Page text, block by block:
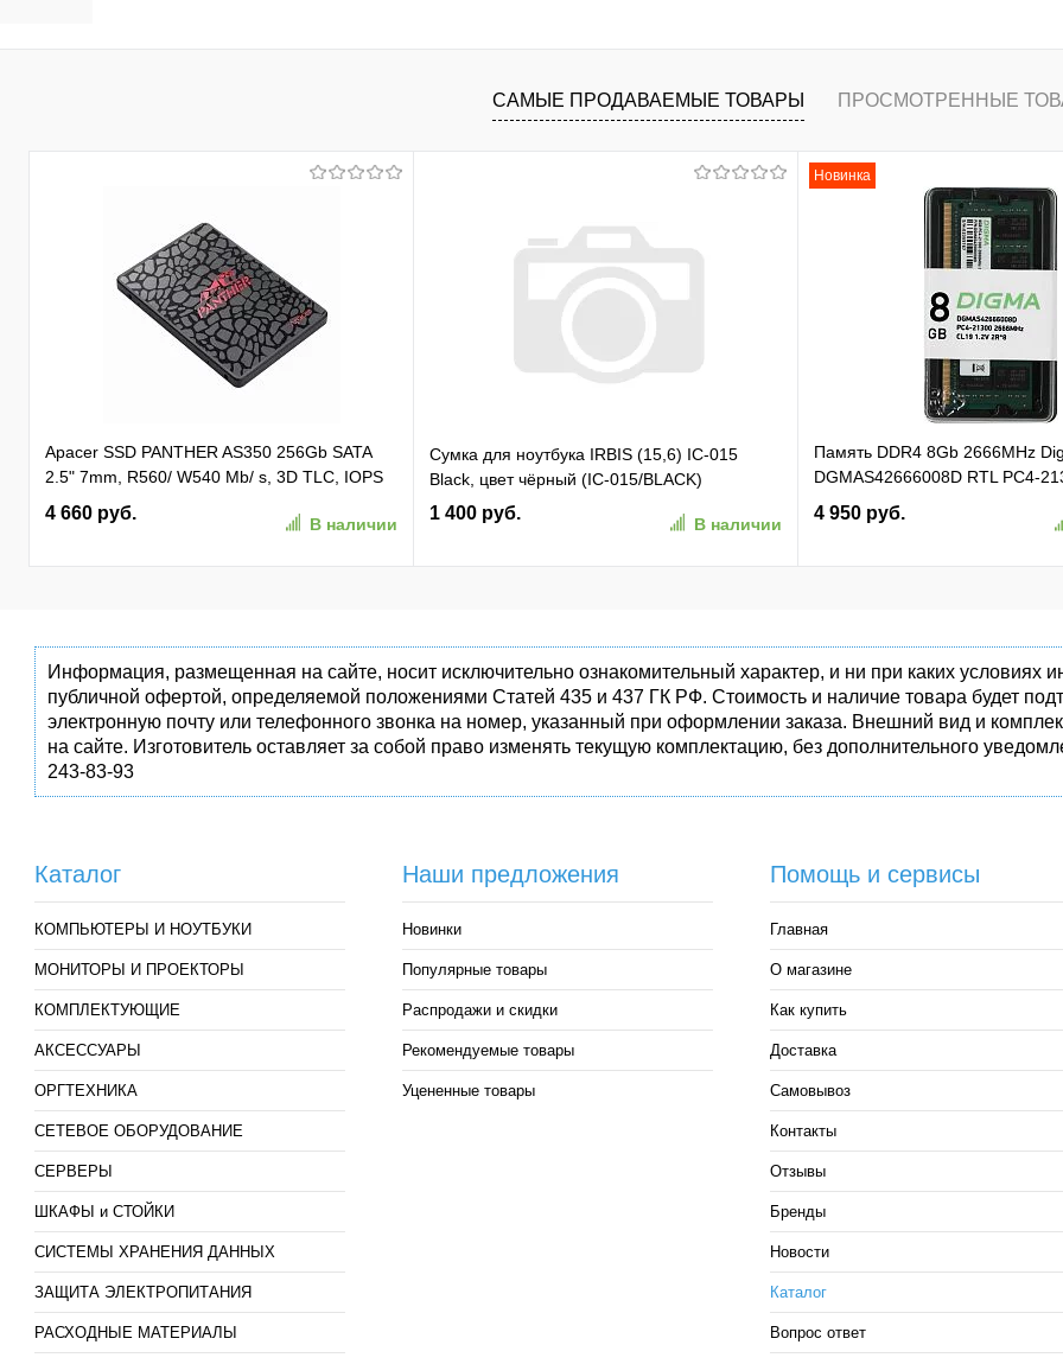
В избранное К сравнению
САМЫЕ ПРОДАВАЕМЫЕ ТОВАРЫ ПРОСМОТРЕННЫЕ
Apacer SSD PANTHER AS350 256Gb SATA
2.5" 7mm, R560/ W540 Mb/ s, 3D TLC, IOPS
81K/ 74K, MTBF 1,5M, 180TBW,
(AP256GAS350-1)
4 660 руб.
В наличии
Сумка для ноутбука IRBIS (15,6) IC-015
Black, цвет чёрный (IC-015/BLACK)
1 400 руб.
В наличии
Новинка
Память DDR4 8Gb 2666MHz
DGMAS42666008D RTL PC4-
SO-DIMM 260-pin 1.2В dual
4 950 руб.
Информация, размещенная на сайте, носит исключительно ознакомительный характер, и ни при каких
публичной офертой, определяемой положениями Статей 435 и 437 ГК РФ. Стоимость и наличие товара будет
электронную почту или телефонного звонка на номер, указанный при оформлении заказа. Внешний вид и
на сайте. Изготовитель оставляет за собой право изменять текущую комплектацию, без дополнительного
243-83-93
Каталог
КОМПЬЮТЕРЫ И НОУТБУКИ
МОНИТОРЫ И ПРОЕКТОРЫ
КОМПЛЕКТУЮЩИЕ
АКСЕССУАРЫ
ОРГТЕХНИКА
СЕТЕВОЕ ОБОРУДОВАНИЕ
СЕРВЕРЫ
ШКАФЫ и СТОЙКИ
СИСТЕМЫ ХРАНЕНИЯ ДАННЫХ
ЗАЩИТА ЭЛЕКТРОПИТАНИЯ
РАСХОДНЫЕ МАТЕРИАЛЫ
Наши предложения
Новинки
Популярные товары
Распродажи и скидки
Рекомендуемые товары
Уцененные товары
Помощь и сервисы
Главная
О магазине
Как купить
Доставка
Самовывоз
Контакты
Отзывы
Бренды
Новости
Каталог
Вопрос ответ